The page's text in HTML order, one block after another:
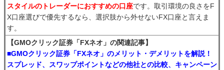
スタイルのトレーダーにおすすめの口座です。取引環境の良さをF
X口座選びで優先するなら、選択肢から外せないFX口座と言えま
す。
【GMOクリック証券「FXネオ」の関連記事】
■GMOクリック証券「FXネオ」のメリット・デメリットを解説！
スプレッド、スワップポイントなどの他社との比較、キャンペーン